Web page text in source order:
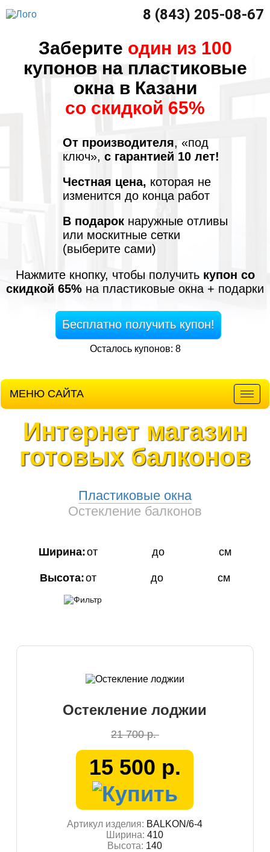
8 (843) 205-08-67
Заберите один из 100
купонов на пластиковые
окна в Казани
со скидкой 65%
От производителя, «под
ключ», с гарантией 10 лет!
Честная цена, которая не
изменится до конца работ
В подарок наружные отливы
или москитные сетки
(выберите сами)
Нажмите кнопку, чтобы получить купон со
скидкой 65% на пластиковые окна + подарки
Бесплатно получить купон!
Осталось купонов: 8
МЕНЮ САЙТА
Интернет магазин
готовых балконов
Пластиковые окна
Остекление балконов
Ширина:от до см
Высота:от до см
Остекление лоджии
21 700 р.
15 500 р.
Артикул изделия: BALKON/6-4
Ширина:410
Высота: 140